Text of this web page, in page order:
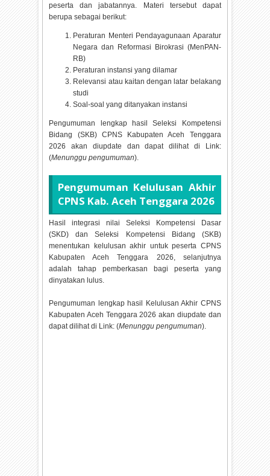
peserta dan jabatannya. Materi tersebut dapat
berupa sebagai berikut:
Peraturan Menteri Pendayagunaan Aparatur
Negara dan Reformasi Birokrasi (MenPAN-
RB)
Peraturan instansi yang dilamar
Relevansi atau kaitan dengan latar belakang
studi
Soal-soal yang ditanyakan instansi
Pengumuman lengkap hasil Seleksi Kompetensi
Bidang (SKB) CPNS Kabupaten Aceh Tenggara
2026 akan diupdate dan dapat dilihat di Link:
(Menunggu pengumuman).
Pengumuman Kelulusan Akhir
CPNS Kab. Aceh Tenggara 2026
Hasil integrasi nilai Seleksi Kompetensi Dasar
(SKD) dan Seleksi Kompetensi Bidang (SKB)
menentukan kelulusan akhir untuk peserta CPNS
Kabupaten Aceh Tenggara 2026, selanjutnya
adalah tahap pemberkasan bagi peserta yang
dinyatakan lulus.
Pengumuman lengkap hasil Kelulusan Akhir CPNS
Kabupaten Aceh Tenggara2026 akan diupdate dan
dapat dilihat di Link: (Menunggu pengumuman).